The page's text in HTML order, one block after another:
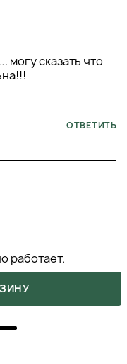
могу сказать что
ОТВЕТИТЬ
работает.
склеивая и не